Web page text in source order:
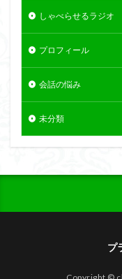
しゃべらせるラジオ
プロフィール
会話の悩み
未分類
プ